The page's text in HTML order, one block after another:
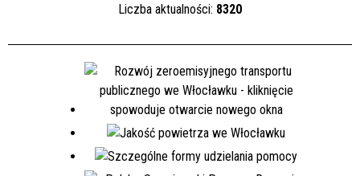
Liczba aktualności: 8320